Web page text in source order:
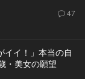
47
イイ！」本当の自
・美女の願望